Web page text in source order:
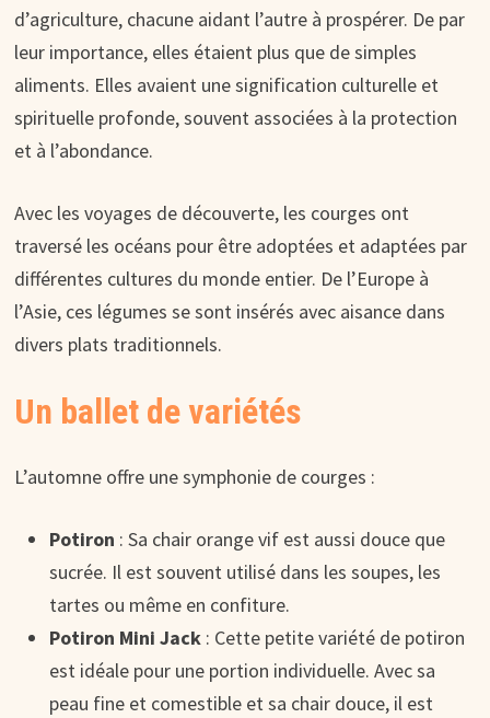
d’agriculture, chacune aidant l’autre à prospérer. De par
leur importance, elles étaient plus que de simples
aliments. Elles avaient une signification culturelle et
spirituelle profonde, souvent associées à la protection
et à l’abondance.
Avec les voyages de découverte, les courges ont
traversé les océans pour être adoptées et adaptées par
différentes cultures du monde entier. De l’Europe à
l’Asie, ces légumes se sont insérés avec aisance dans
divers plats traditionnels.
Un ballet de variétés
L’automne offre une symphonie de courges :
Potiron : Sa chair orange vif est aussi douce que
sucrée. Il est souvent utilisé dans les soupes, les
tartes ou même en confiture.
Potiron Mini Jack: Cette petite variété de potiron
est idéale pour une portion individuelle. Avec sa
peau fine et comestible et sa chair douce, il est